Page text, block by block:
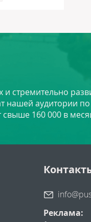
стремительно
нашей аудитории
свыше 160 000 в
Реклама: